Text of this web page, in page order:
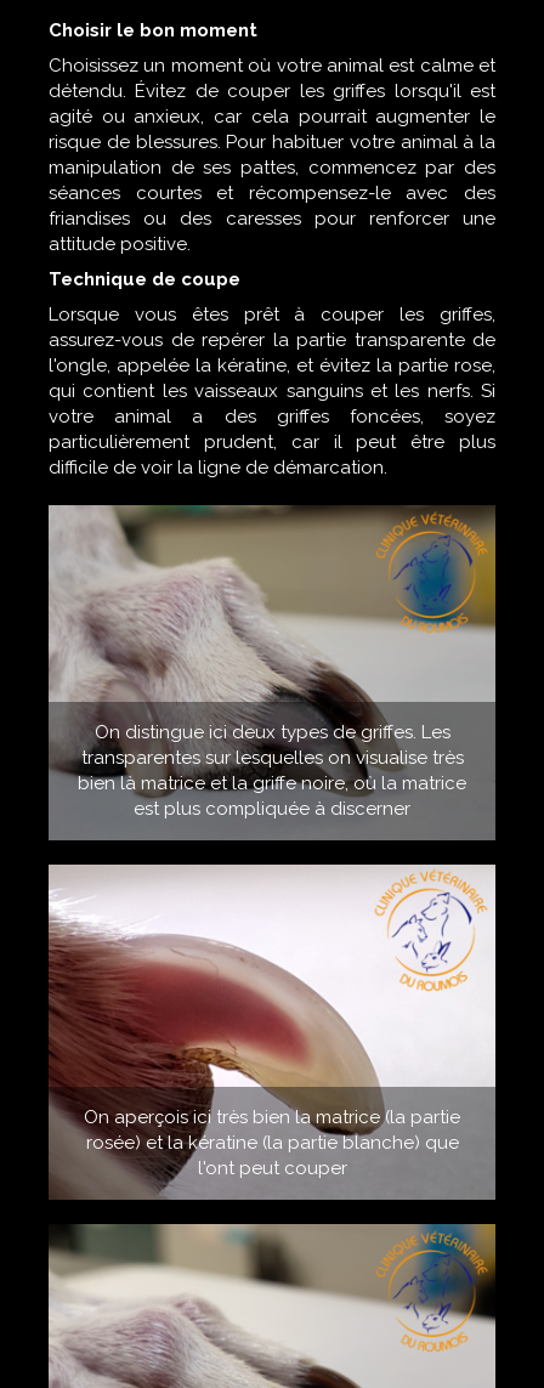
Choisir le bon moment
Choisissez un moment où votre animal est calme et
détendu. Évitez de couper les griffes lorsqu'il est
agité ou anxieux, car cela pourrait augmenter le
risque de blessures. Pour habituer votre animal à la
manipulation de ses pattes, commencez par des
séances courtes et récompensez-le avec des
friandises ou des caresses pour renforcer une
attitude positive.
Technique de coupe
Lorsque vous êtes prêt à couper les griffes,
assurez-vous de repérer la partie transparente de
l'ongle, appelée la kératine, et évitez la partie rose,
qui contient les vaisseaux sanguins et les nerfs. Si
votre animal a des griffes foncées, soyez
particulièrement prudent, car il peut être plus
difficile de voir la ligne de démarcation.
On distingue ici deux types de griffes. Les
transparentes sur lesquelles on visualise très
bien là matrice et la griffe noire, où la matrice
est plus compliquée à discerner
On aperçois ici très bien la matrice (la partie
rosée) et la kératine (la partie blanche) que
l'ont peut couper